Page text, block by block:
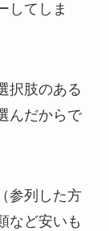
してしま
択肢のある
んだからで
参列した方
など安いも